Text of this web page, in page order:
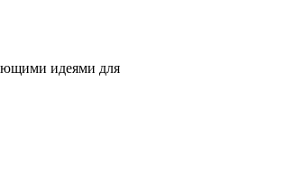
идеями для